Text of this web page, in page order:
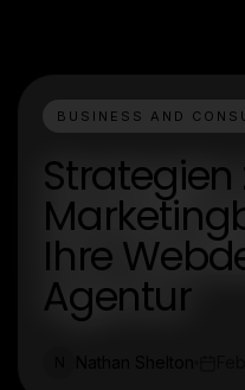
BUSINESS AND
Strategien
Ihre
Agentur